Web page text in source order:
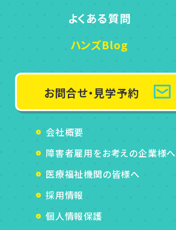
よくある質問
ハンズBlog
お問合せ・見学予約
会社概要
障害者雇用をお考えの企業様へ
医療福祉機関の皆様へ
採用情報
個人情報保護